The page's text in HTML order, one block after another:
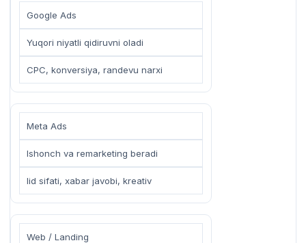
Google Ads
Yuqori niyatli qidiruvni oladi
CPC, konversiya, randevu narxi
Meta Ads
Ishonch va remarketing beradi
lid sifati, xabar javobi, kreativ
Web / Landing